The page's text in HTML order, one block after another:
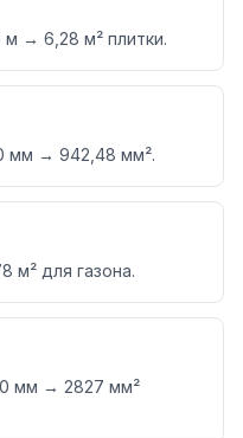
м → 6,28 м² плитки.
мм → 942,48 мм².
м² для газона.
мм → 2827 мм²